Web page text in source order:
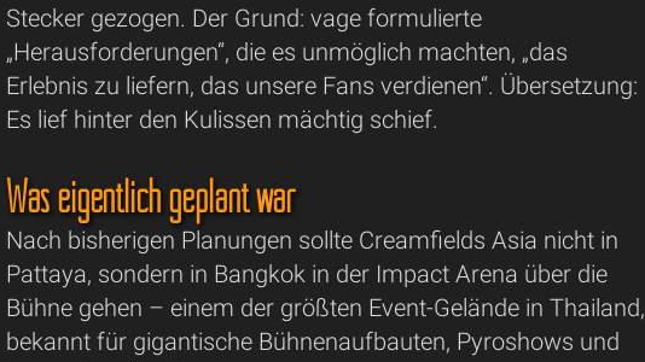
Stecker gezogen. Der Grund: vage formulierte
„Herausforderungen“, die es unmöglich machten, „das
Erlebnis zu liefern, das unsere Fans verdienen“. Übersetzung:
Es lief hinter den Kulissen mächtig schief.
Was eigentlich geplant war
Nach bisherigen Planungen sollte Creamfields Asia nicht in
Pattaya, sondern in Bangkok in der Impact Arena über die
Bühne gehen – einem der größten Event-Gelände in Thailand,
bekannt für gigantische Bühnenaufbauten, Pyroshows und